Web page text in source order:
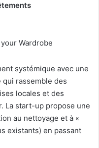
Wardrobe
systémique avec une
rassemble des
locales et des
La start-up propose une
au nettoyage et à «
existants) en passant